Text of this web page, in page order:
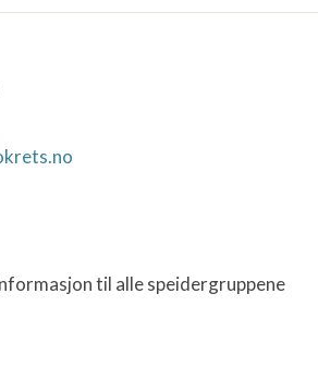
til alle speidergruppene